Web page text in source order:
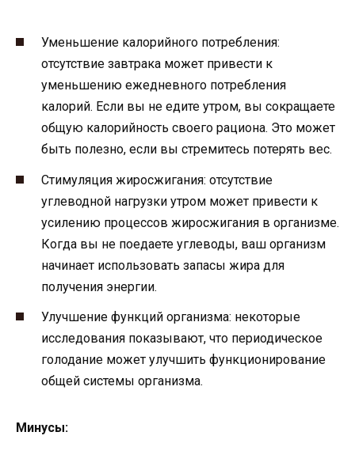
Уменьшение калорийного потребления:
отсутствие завтрака может привести к
уменьшению ежедневного потребления
калорий. Если вы не едите утром, вы сокращаете
общую калорийность своего рациона. Это может
быть полезно, если вы стремитесь потерять вес.
Стимуляция жиросжигания: отсутствие
углеводной нагрузки утром может привести к
усилению процессов жиросжигания в организме.
Когда вы не поедаете углеводы, ваш организм
начинает использовать запасы жира для
получения энергии.
Улучшение функций организма: некоторые
исследования показывают, что периодическое
голодание может улучшить функционирование
общей системы организма.
Минусы: